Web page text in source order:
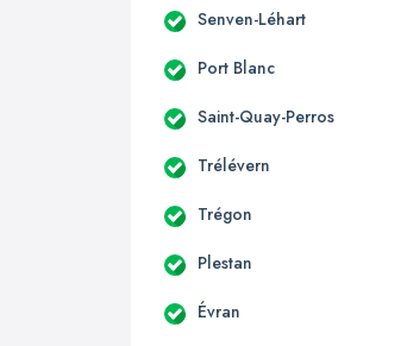
Senven-Léhart
Port Blanc
Saint-Quay-Perros
Trélévern
Trégon
Plestan
Évran